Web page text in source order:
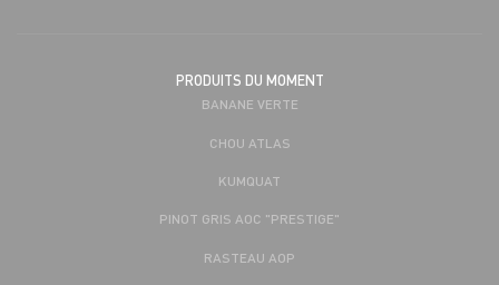
PRODUITS DU MOMENT
BANANE VERTE
CHOU ATLAS
KUMQUAT
PINOT GRIS AOC "PRESTIGE"
RASTEAU AOP